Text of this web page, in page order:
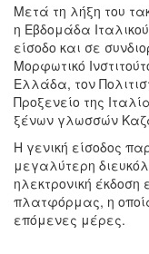
Μετά τη λήξη του
η Εβδομάδα
είσοδο και σε
Μορφωτικό
Ελλάδα, τον
Προξενείο της
ξένων γλωσσών
Η γενική είσοδος
μεγαλύτερη
ηλεκτρονική έκδοση
πλατφόρμας, η
επόμενες μέρες.